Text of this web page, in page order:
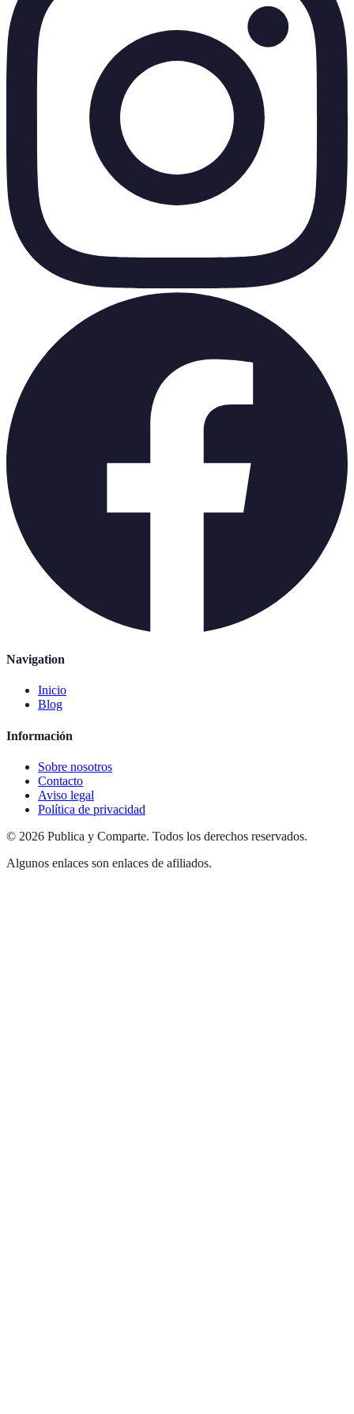
Navigation
Inicio
Blog
Información
Sobre nosotros
Contacto
Aviso legal
Política de privacidad
© 2026 Publica y Comparte. Todos los derechos reservados.
Algunos enlaces son enlaces de afiliados.